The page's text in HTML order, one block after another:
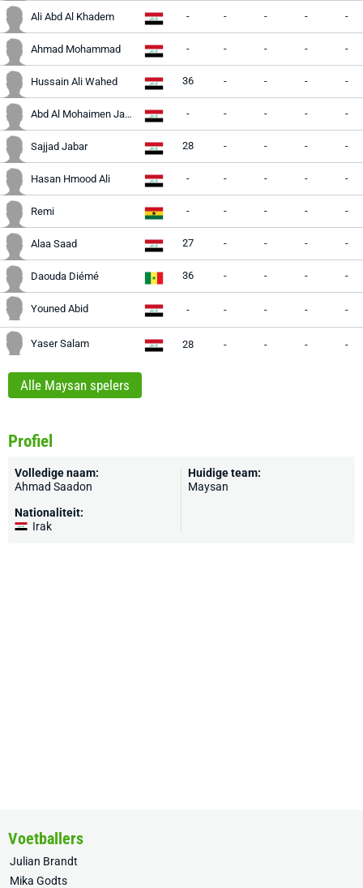
Ali Abd Al Khadem - - - - -
Ahmad Mohammad - - - - -
Hussain Ali Wahed 36 - - - -
Abd Al Mohaimen Jabar - - - - -
Sajjad Jabar 28 - - - -
Hasan Hmood Ali - - - - -
Remi - - - - -
Alaa Saad 27 - - - -
Daouda Diémé 36 - - - -
Youned Abid - - - - -
Yaser Salam 28 - - - -
Alle Maysan spelers
Profiel
Volledige naam:
Ahmad Saadon
Nationaliteit:
Irak
Huidige team:
Maysan
Voetballers
Julian Brandt
Mika Godts